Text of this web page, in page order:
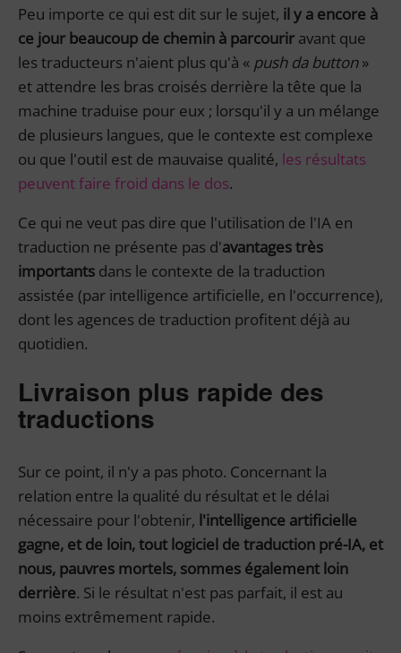
Peu importe ce qui est dit sur le sujet, il y a encore à
ce jour beaucoup de chemin à parcourir avant que
les traducteurs n'aient plus qu'à « push da button»
et attendre les bras croisés derrière la tête que la
machine traduise pour eux ; lorsqu'il y a un mélange
de plusieurs langues, que le contexte est complexe
ou que l'outil est de mauvaise qualité, les résultats
peuvent faire froid dans le dos.
Ce qui ne veut pas dire que l'utilisation de l'IA en
traduction ne présente pas d'avantages très
importants dans le contexte de la traduction
assistée (par intelligence artificielle, en l'occurrence),
dont les agences de traduction profitent déjà au
quotidien.
Livraison plus rapide des
traductions
Sur ce point, il n'y a pas photo. Concernant la
relation entre la qualité du résultat et le délai
nécessaire pour l'obtenir, l'intelligence artificielle
gagne, et de loin, tout logiciel de traduction pré-IA, et
nous, pauvres mortels, sommes également loin
derrière. Si le résultat n'est pas parfait, il est au
moins extrêmement rapide.